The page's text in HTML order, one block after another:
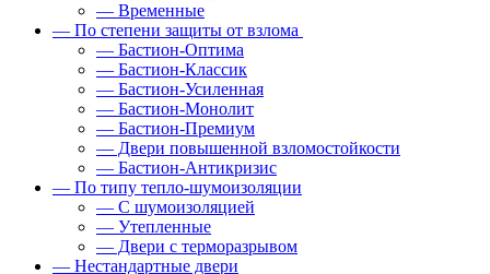
— Временные
— По степени защиты от взлома
— Бастион-Оптима
— Бастион-Классик
— Бастион-Усиленная
— Бастион-Монолит
— Бастион-Премиум
— Двери повышенной взломостойкости
— Бастион-Антикризис
— По типу тепло-шумоизоляции
— С шумоизоляцией
— Утепленные
— Двери с терморазрывом
— Нестандартные двери